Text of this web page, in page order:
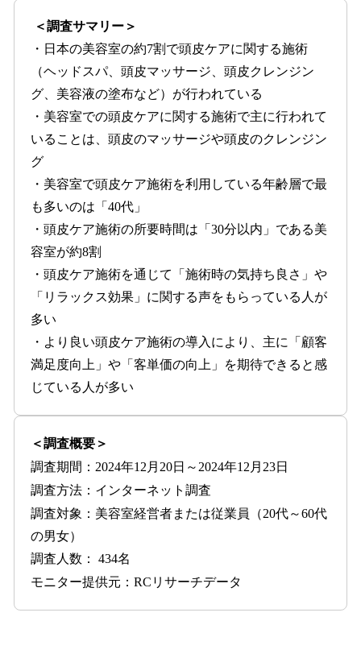
＜調査サマリー＞
・日本の美容室の約7割で頭皮ケアに関する施術
（ヘッドスパ、頭皮マッサージ、頭皮クレンジン
グ、美容液の塗布など）が行われている
・美容室での頭皮ケアに関する施術で主に行われて
いることは、頭皮のマッサージや頭皮のクレンジン
グ
・美容室で頭皮ケア施術を利用している年齢層で最
も多いのは「40代」
・頭皮ケア施術の所要時間は「30分以内」である美
容室が約8割
・頭皮ケア施術を通じて「施術時の気持ち良さ」や
「リラックス効果」に関する声をもらっている人が
多い
・より良い頭皮ケア施術の導入により、主に「顧客
満足度向上」や「客単価の向上」を期待できると感
じている人が多い
＜調査概要＞
調査期間：2024年12月20日～2024年12月23日
調査方法：インターネット調査
調査対象：美容室経営者または従業員（20代～60代
の男女）
調査人数： 434名
モニター提供元：RCリサーチデータ